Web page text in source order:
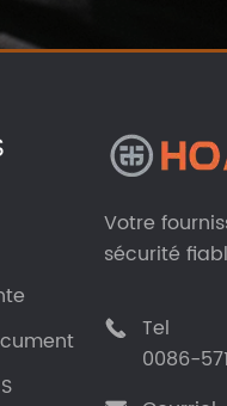
Votre
sécurité

Tel
0086-